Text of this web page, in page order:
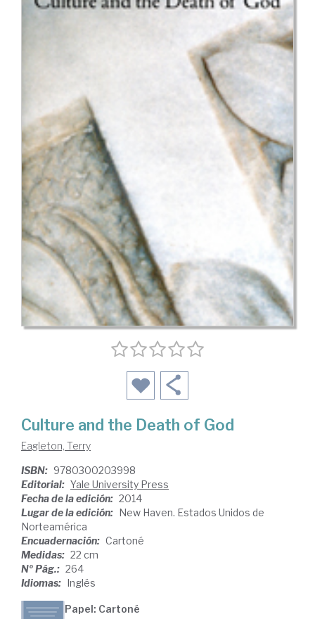
Culture and the Death of God
Eagleton, Terry
ISBN: 9780300203998
Editorial: Yale University Press
Fecha de la edición: 2014
Lugar de la edición: New Haven. Estados Unidos de
Norteamérica
Encuadernación: Cartoné
Medidas: 22 cm
Nº Pág.: 264
Idiomas: Inglés
Papel: Cartoné